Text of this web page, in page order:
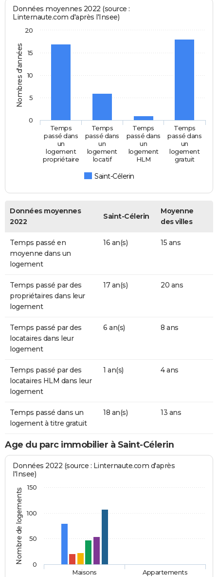
Nombres d'années
Données moyennes 2022 (source :
Linternaute.com d'après l'Insee)
Saint-Célerin
Temps
passé dans
un
logement
propriétaire
Temps
passé dans
un
logement
locatif
Temps
passé dans
un
logement
HLM
Temps
passé dans
un
logement
gratuit
0
5
10
15
20
Données moyennes
2022
Saint-Célerin
Moyenne
des villes
Temps passé en
moyenne dans un
logement
16 an(s) 15 ans
Temps passé par des
propriétaires dans leur
logement
17 an(s) 20 ans
Temps passé par des
locataires dans leur
logement
6 an(s) 8 ans
Temps passé par des
locataires HLM dans leur
logement
1 an(s) 4 ans
Temps passé dans un
logement à titre gratuit
18 an(s) 13 ans
Age du parc immobilier à Saint-Célerin
Nombre de logements
Données 2022 (source : Linternaute.com d'après
l'Insee)
Maisons Appartements
0
50
100
150